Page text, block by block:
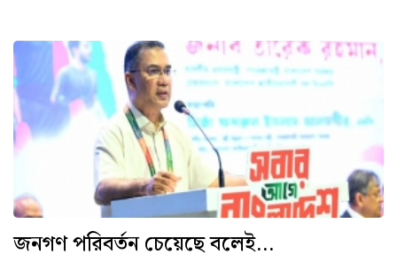
জনগণ পরিবর্তন চেয়েছে বলেই...